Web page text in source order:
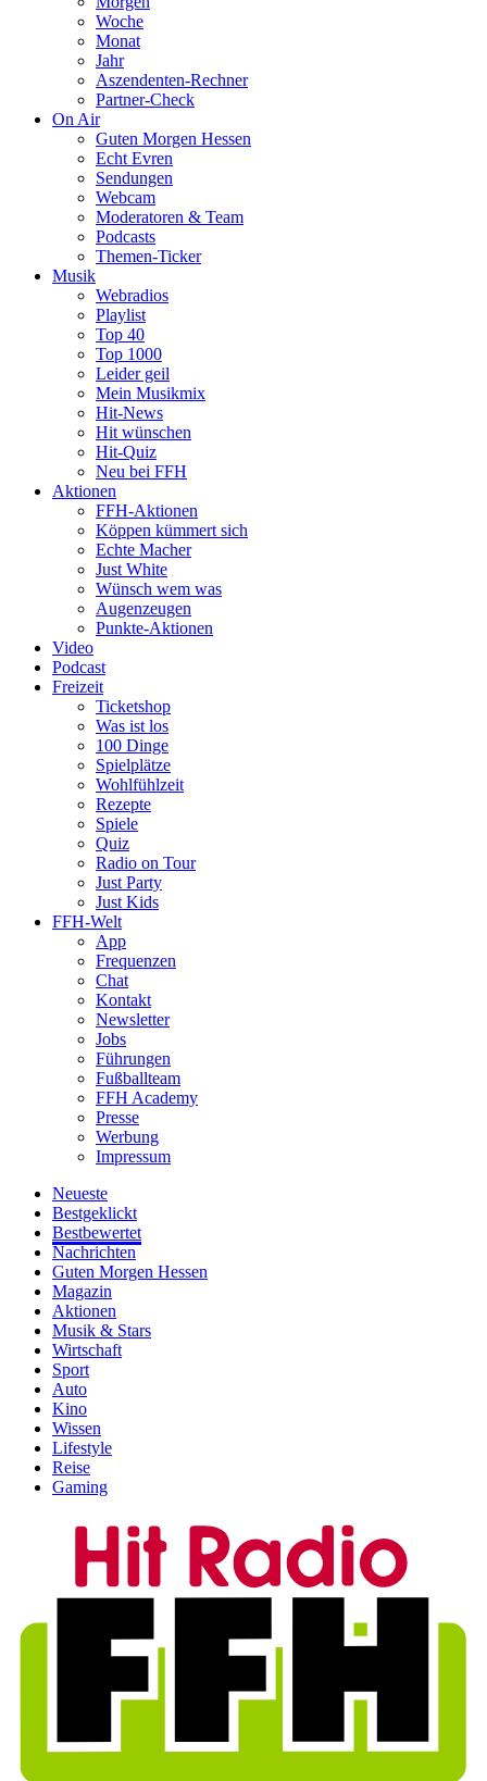
Woche
Monat
Jahr
Aszendenten-Rechner
Partner-Check
On Air
Guten Morgen Hessen
Echt Evren
Sendungen
Webcam
Moderatoren & Team
Podcasts
Themen-Ticker
Musik
Webradios
Playlist
Top 40
Top 1000
Leider geil
Mein Musikmix
Hit-News
Hit wünschen
Hit-Quiz
Neu bei FFH
Aktionen
FFH-Aktionen
Köppen kümmert sich
Echte Macher
Just White
Wünsch wem was
Augenzeugen
Punkte-Aktionen
Video
Podcast
Freizeit
Ticketshop
Was ist los
100 Dinge
Spielplätze
Wohlfühlzeit
Rezepte
Spiele
Quiz
Radio on Tour
Just Party
Just Kids
FFH-Welt
App
Frequenzen
Chat
Kontakt
Newsletter
Jobs
Führungen
Fußballteam
FFH Academy
Presse
Werbung
Impressum
Neueste
Bestgeklickt
Bestbewertet
Nachrichten
Guten Morgen Hessen
Magazin
Aktionen
Musik & Stars
Wirtschaft
Sport
Auto
Kino
Wissen
Lifestyle
Reise
Gaming